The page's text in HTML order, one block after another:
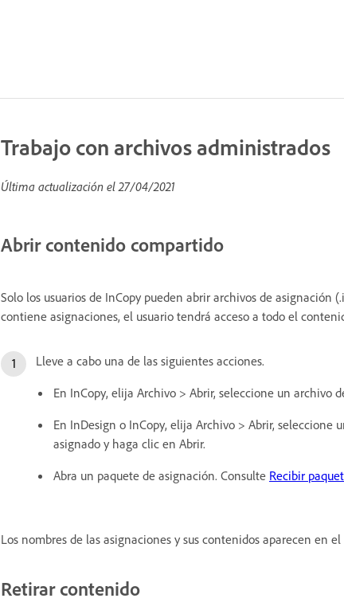
Trabajo con archivos administrados
Última actualización el27/04/2021
Abrir contenido compartido
Solo los usuarios de InCopy pueden abrir archivos de asignación
contiene asignaciones, el usuario tendrá acceso a todo el
Lleve a cabo una de las siguientes acciones.
En InCopy, elija Archivo > Abrir, seleccione un archivo
En InDesign o InCopy, elija Archivo > Abrir,
asignado y haga clic en Abrir.
Abra un paquete de asignación. Consulte Recibir
Los nombres de las asignaciones y sus contenidos aparecen en
Retirar contenido